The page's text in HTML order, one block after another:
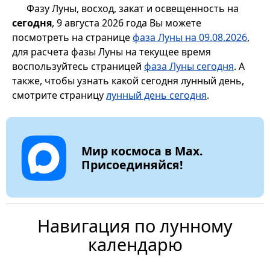
Фазу Луны, восход, закат и освещенность на
сегодня, 9 августа 2026 года Вы можете
посмотреть на страницефаза Луны на 09.08.2026,
для расчета фазы Луны на текущее время
воспользуйтесь страницей фаза Луны сегодня. А
также, чтобы узнать какой сегодня лунный день,
смотрите страницулунный день сегодня.
Мир космоса в Max.
Присоединяйся!
Навигация по лунному
календарю